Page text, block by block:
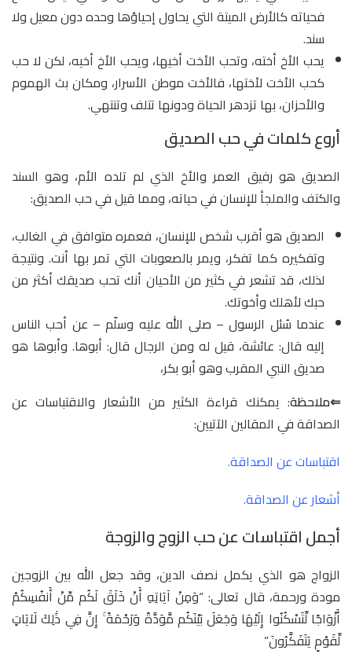
فحياته كالأرض الميتة التي يحاول إحياؤها وحده دون معيل ولا
سند.
يحب الأخ أخته، وتحب الأخت أخيها، ويحب الأخ أخيه، لكن لا حب
كحب الأخت لأختها، فالأخت موطن الأسرار، ومكان بث الهموم
والأحزان، بها تزدهر الحياة ودونها تتلف وتنتهي.
أروع كلمات في حب الصديق
الصديق هو رفيق العمر والأخ الذي لم تلده الأم، وهو السند
والكتف والملجأ للإنسان في حياته، ومما قيل في حب الصديق:
الصديق هو أقرب شخص للإنسان، فعمره متوافق في الغالب،
وتفكيره كما تفكر، ويمر بالصعوبات التي تمر بها أنت. ونتيجة
لذلك، قد تشعر في كثير من الأحيان أنك تحب صديقك أكثر من
حبك لأهلك وأخوتك.
عندما سُئل الرسول – صلى الله عليه وسلّم – عن أحب الناس
إليه قال: عائشة، قيل له ومن الرجال قال: أبوها. وأبوها هو
صديق النبي المقرب وهو أبو بكر،
⇐ملاحظة: يمكنك قراءة الكثير من الأشعار والاقتباسات عن
الصداقة في المقالين الآتيين:
اقتباسات عن الصداقة.
أشعار عن الصداقة.
أجمل اقتباسات عن حب الزوج والزوجة
الزواج هو الذي يكمل نصف الدين، وقد جعل الله بين الزوجين
مودة ورحمة، قال تعالى: “وَمِنْ آيَاتِهِ أَنْ خَلَقَ لَكُم مِّنْ أَنفُسِكُمْ
أَزْوَاجًا لِّتَسْكُنُوا إِلَيْهَا وَجَعَلَ بَيْنَكُم مَّوَدَّةً وَرَحْمَةً ۚ إِنَّ فِي ذَٰلِكَ لَآيَاتٍ
لِّقَوْمٍ يَتَفَكَّرُونَ”